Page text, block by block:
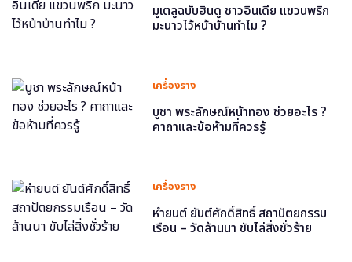
มูเตลูฉบับฮินดู ชาวอินเดีย แขวนพริก
มะนาวไว้หน้าบ้านทำไม ?
เครื่องราง
บูชา พระลักษณ์หน้าทอง ช่วยอะไร ?
คาถาและข้อห้ามที่ควรรู้
เครื่องราง
หำยนต์ ยันต์ศักดิ์สิทธิ์ สถาปัตยกรรม
เรือน – วัดล้านนา ขับไล่สิ่งชั่วร้าย